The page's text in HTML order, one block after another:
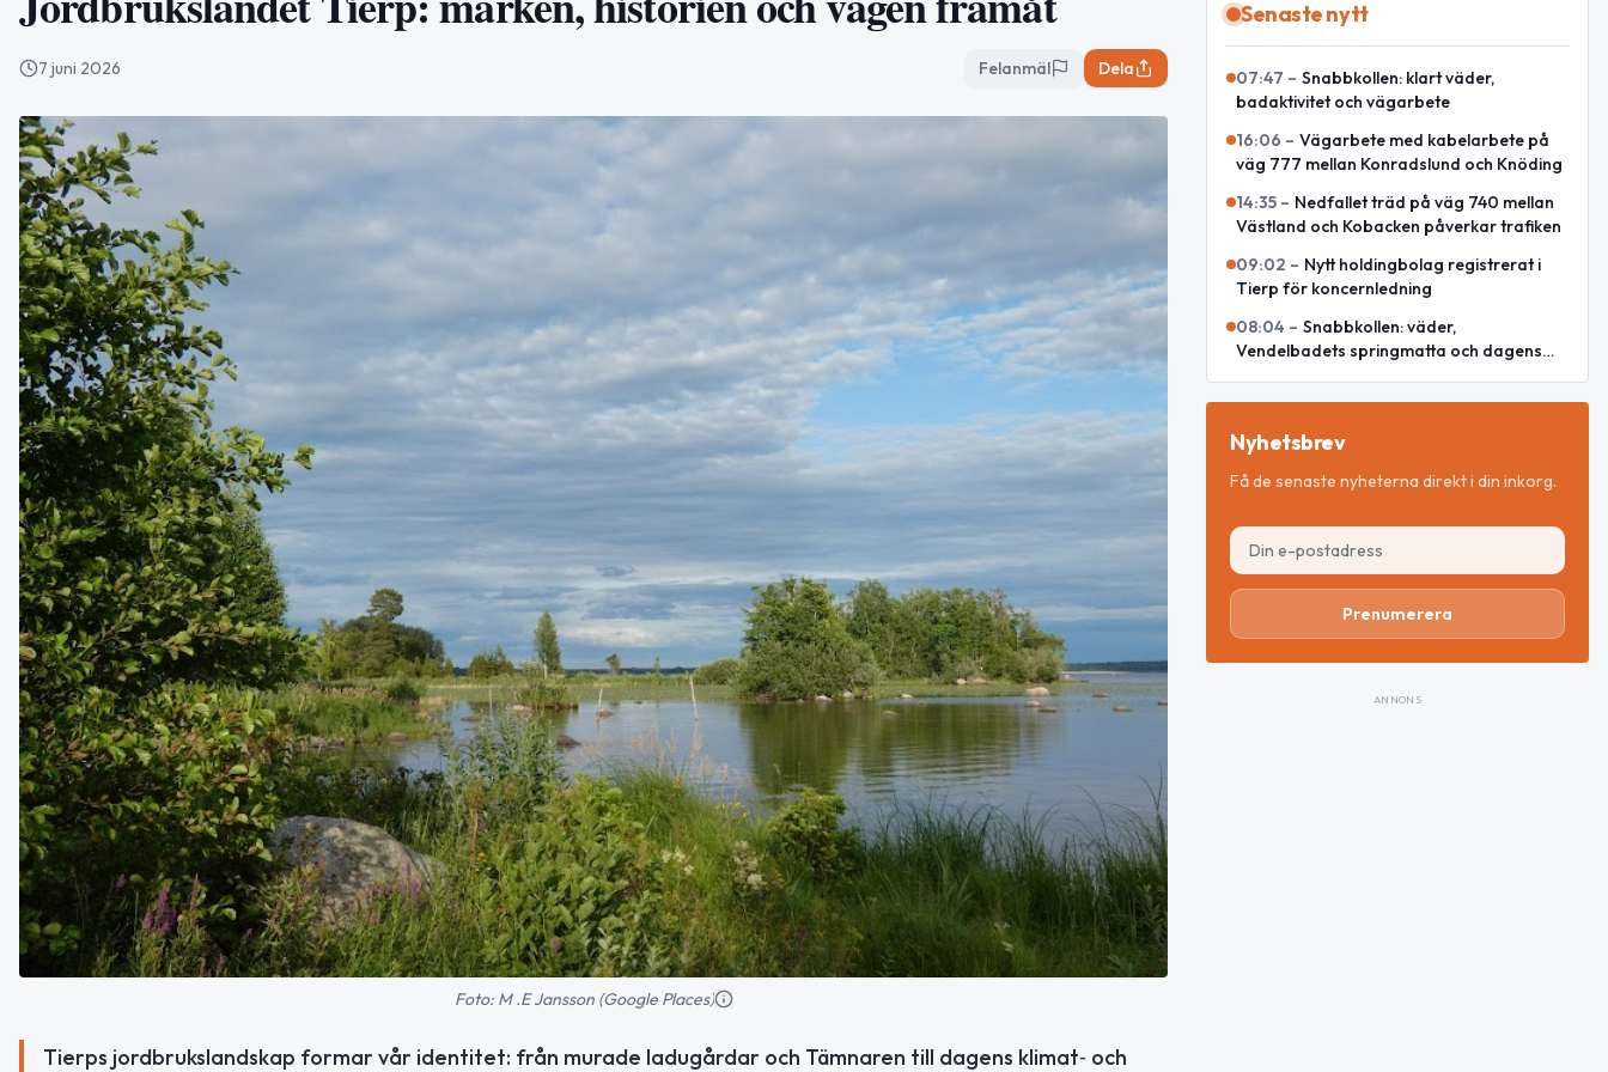
7 juni 2026 Felanmäl Dela
Foto: M .E Jansson (Google Places)
Tierps jordbrukslandskap formar vår identitet: från murade ladugårdar och Tämnaren till dagens klimat‑ och
Senaste nytt
07:47 – Snabbkollen: klart väder,
badaktivitet och vägarbete
16:06 – Vägarbete med kabelarbete på
väg 777 mellan Konradslund och Knöding
14:35 – Nedfallet träd på väg 740 mellan
Västland och Kobacken påverkar trafiken
09:02 – Nytt holdingbolag registrerat i
Tierp för koncernledning
08:04 – Snabbkollen: väder,
Vendelbadets springmatta och dagens
Nyhetsbrev
Få de senaste nyheterna direkt i din inkorg.
Prenumerera
ANNONS